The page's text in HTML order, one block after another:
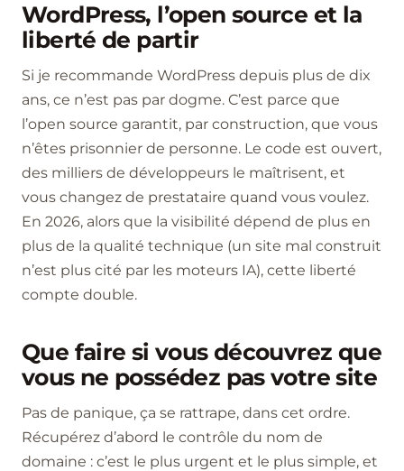
WordPress, l’open source et la
liberté de partir
Si je recommande WordPress depuis plus de dix
ans, ce n’est pas par dogme. C’est parce que
l’open source garantit, par construction, que vous
n’êtes prisonnier de personne. Le code est ouvert,
des milliers de développeurs le maîtrisent, et
vous changez de prestataire quand vous voulez.
En 2026, alors que la visibilité dépend de plus en
plus de la qualité technique (un site mal construit
n’est plus cité par les moteurs IA), cette liberté
compte double.
Que faire si vous découvrez que
vous ne possédez pas votre site
Pas de panique, ça se rattrape, dans cet ordre.
Récupérez d’abord le contrôle du nom de
domaine : c’est le plus urgent et le plus simple, et